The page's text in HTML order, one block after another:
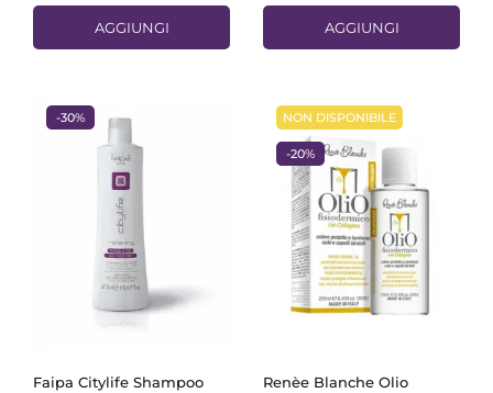
AGGIUNGI AGGIUNGI
Faipa Citylife Shampoo
-30%
Renèe Blanche Olio
NON DISPONIBILE
-20%